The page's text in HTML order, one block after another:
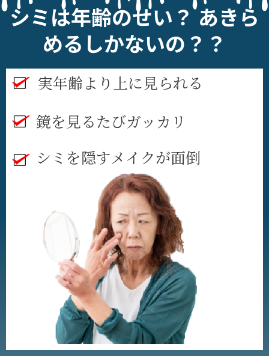
シミは年齢のせい？ あきら
めるしかないの？？
実年齢より上に見られる
鏡を見るたびガッカリ
シミを隠すメイクが面倒